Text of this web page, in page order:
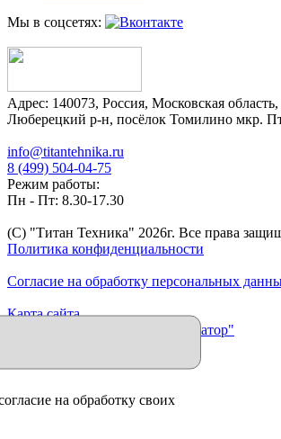
Мы в соцсетях:
Адрес: 140073, Россия, Московская область,
Люберецкий р-н, посёлок Томилино мкр.
info@titantehnika.ru
8 (499) 504-04-75
Режим работы:
Пн - Пт: 8.30-17.30
(C) "Титан Техника" 2026г. Все права
Политика конфиденциальности
Согласие на обработку персональных
Карта сайта
Продвижение сайта "Иллюминатор"
на обработку своих